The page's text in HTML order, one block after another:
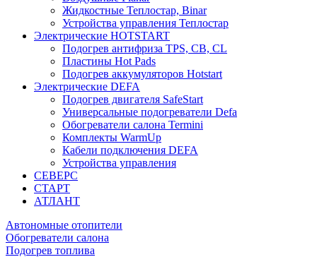
Жидкостные Теплостар, Binar
Устройства управления Теплостар
Электрические HOTSTART
Подогрев антифриза TPS, CB, CL
Пластины Hot Pads
Подогрев аккумуляторов Hotstart
Электрические DEFA
Подогрев двигателя SafeStart
Универсальные подогреватели Defa
Обогреватели салона Termini
Комплекты WarmUp
Кабели подключения DEFA
Устройства управления
СЕВЕРС
СТАРТ
АТЛАНТ
Автономные отопители
Обогреватели салона
Подогрев топлива